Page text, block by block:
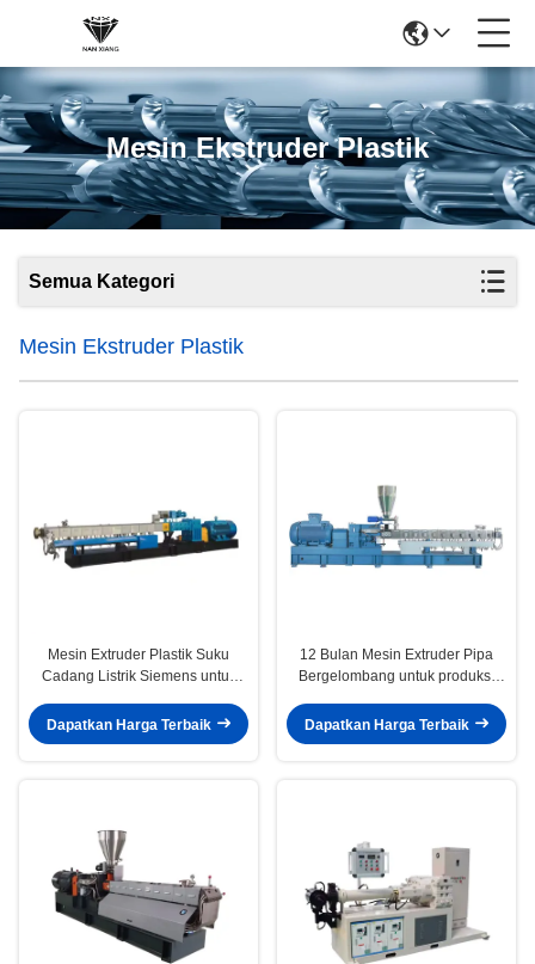
Mesin Ekstruder Plastik
Semua Kategori
Mesin Ekstruder Plastik
Mesin Extruder Plastik Suku
Cadang Listrik Siemens untuk
1000kg/jam
Dapatkan Harga Terbaik
12 Bulan Mesin Extruder Pipa
Bergelombang untuk produksi
Dapatkan Harga Terbaik